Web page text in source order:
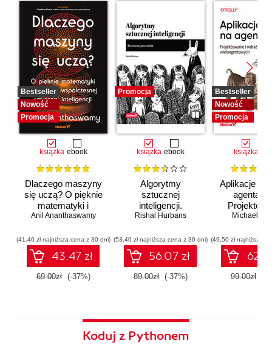
Bestseller
Nowość
Promocja
książka ebook
Dlaczego maszyny
się uczą? O pięknie
matematyki i
działaniu
sztucznej
Anil Ananthaswamy
(41,40 zł najniższa cena z 30 dni)
43.47 zł
69.00zł (-37%)
Promocja
książka ebook
Algorytmy
sztucznej
inteligencji.
Ilustrowany
Rishal Hurbans
(53,40 zł najniższa cena z 30 dni)
56.07 zł
89.00zł (-37%)
Bestseller
Nowość
Promocja
książka
Aplikacje
agentach
Michael
(49,50 zł najniższa
99.00zł
Koduj z Pythonem